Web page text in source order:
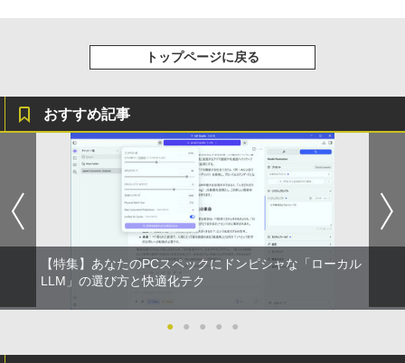
トップページに戻る
おすすめ記事
【特集】あなたのPCスペックにドンピシャな「ローカル
LLM」の選び方と快適化テク
● ● ● ● ●